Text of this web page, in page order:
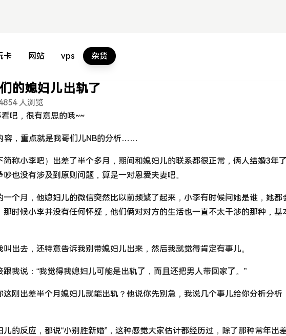
卡 网站 vps 杂货
的媳妇儿出轨了
人浏览
吧，很有意思的哦~~
容，重点就是我哥们儿NB的分析……
简称小李吧）出差了半个多月，期间和媳妇儿的联系都很正常，俩人结婚3年
也没有涉及到原则问题，算是一对恩爱夫妻吧。
一个月，他媳妇儿的微信突然比以前频繁了起来，小李有时候问她是谁，她都
那时候小李并没有任何怀疑，他们俩对对方的生活也一直不太干涉的那种，基
出去，还特意告诉我别带媳妇儿出来，然后我就觉得肯定有事儿。
我说：“我觉得我媳妇儿可能是出轨了，而且还把男人带回家了。”
刚出差半个月媳妇儿就能出轨？他说你先别急，我说几个事儿给你分析分析
的反应，都说“小别胜新婚”，这种感觉大家估计都经历过，除了那种常年出